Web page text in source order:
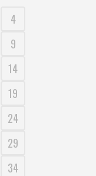
4
9
14
19
24
29
34